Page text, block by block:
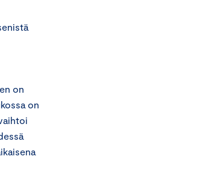
on
on